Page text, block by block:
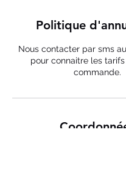
Politique
Nous contacter par sms
pour connaitre les
commande.